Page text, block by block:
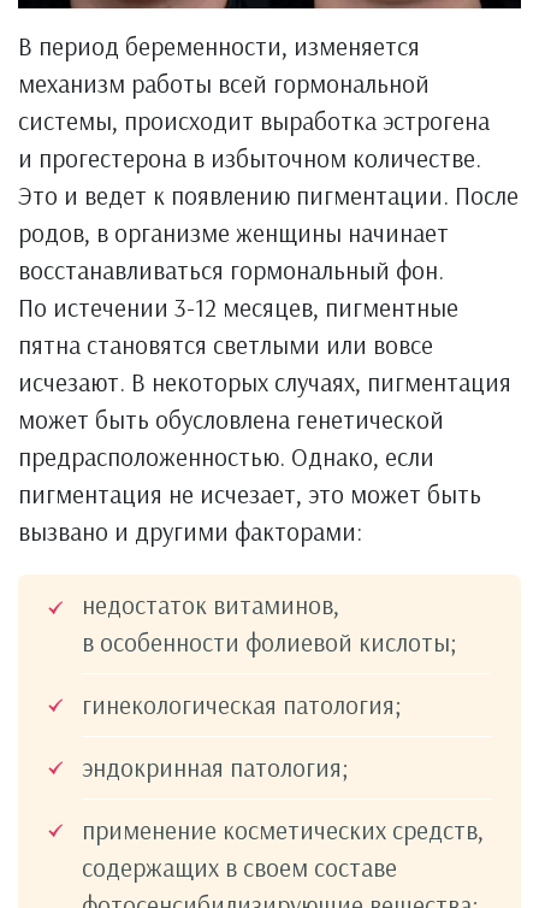
В период беременности, изменяется
механизм работы всей гормональной
системы, происходит выработка эстрогена
и прогестерона в избыточном количестве.
Это и ведет к появлению пигментации. После
родов, в организме женщины начинает
восстанавливаться гормональный фон.
По истечении 3-12 месяцев, пигментные
пятна становятся светлыми или вовсе
исчезают. В некоторых случаях, пигментация
может быть обусловлена генетической
предрасположенностью. Однако, если
пигментация не исчезает, это может быть
вызвано и другими факторами:
недостаток витаминов,
в особенности фолиевой кислоты;
гинекологическая патология;
эндокринная патология;
применение косметических средств,
содержащих в своем составе